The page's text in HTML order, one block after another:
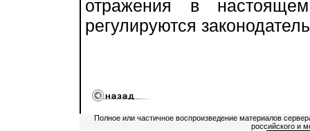
отражения в
регулируются
Полное или частичное воспроизведение материалов
российского и